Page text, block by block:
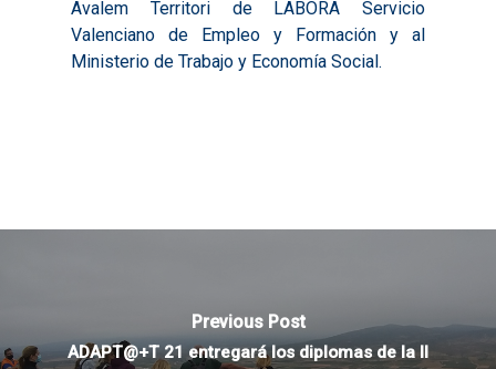
Avalem Territori de LABORA Servicio
Valenciano de Empleo y Formación y al
Ministerio de Trabajo y Economía Social.
Previous Post
ADAPT@+T 21 entregará los diplomas de la II